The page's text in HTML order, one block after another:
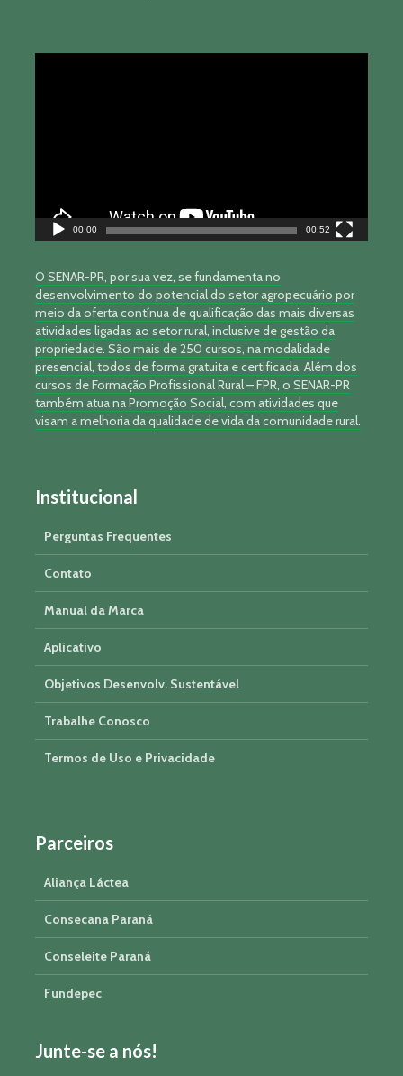
00:00 00:52
O SENAR-PR, por sua vez, se fundamenta no
desenvolvimento do potencial do setor agropecuário por
meio da oferta contínua de qualificação das mais diversas
atividades ligadas ao setor rural, inclusive de gestão da
propriedade. São mais de 250 cursos, na modalidade
presencial, todos de forma gratuita e certificada. Além dos
cursos de Formação Profissional Rural – FPR, o SENAR-PR
também atua na Promoção Social, com atividades que
visam a melhoria da qualidade de vida da comunidade rural.
Institucional
Perguntas Frequentes
Contato
Manual da Marca
Aplicativo
Objetivos Desenvolv. Sustentável
Trabalhe Conosco
Termos de Uso e Privacidade
Parceiros
Aliança Láctea
Consecana Paraná
Conseleite Paraná
Fundepec
Junte-se a nós!